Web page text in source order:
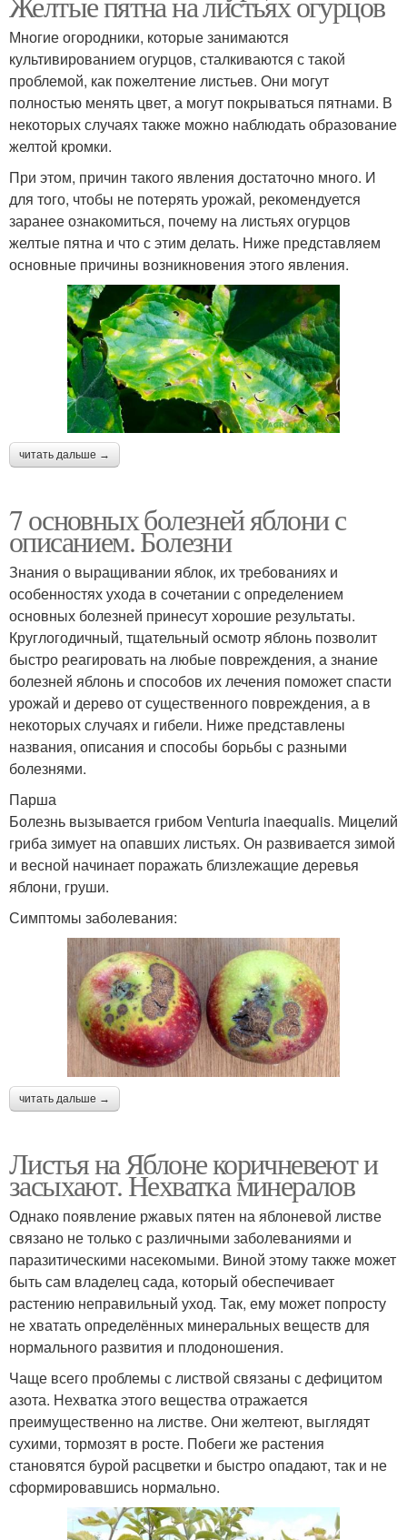
Многие огородники, которые занимаются
культивированием огурцов, сталкиваются с такой
проблемой, как пожелтение листьев. Они могут
полностью менять цвет, а могут покрываться пятнами. В
некоторых случаях также можно наблюдать образование
желтой кромки.
При этом, причин такого явления достаточно много. И
для того, чтобы не потерять урожай, рекомендуется
заранее ознакомиться, почему на листьях огурцов
желтые пятна и что с этим делать. Ниже представляем
основные причины возникновения этого явления.
читать дальше →
7 основных болезней яблони с
описанием. Болезни
Знания о выращивании яблок, их требованиях и
особенностях ухода в сочетании с определением
основных болезней принесут хорошие результаты.
Круглогодичный, тщательный осмотр яблонь позволит
быстро реагировать на любые повреждения, а знание
болезней яблонь и способов их лечения поможет спасти
урожай и дерево от существенного повреждения, а в
некоторых случаях и гибели. Ниже представлены
названия, описания и способы борьбы с разными
болезнями.
Парша
Болезнь вызывается грибом Venturia inaequalis. Мицелий
гриба зимует на опавших листьях. Он развивается зимой
и весной начинает поражать близлежащие деревья
яблони, груши.
Симптомы заболевания:
читать дальше →
Листья на Яблоне коричневеют и
засыхают. Нехватка минералов
Однако появление ржавых пятен на яблоневой листве
связано не только с различными заболеваниями и
паразитическими насекомыми. Виной этому также может
быть сам владелец сада, который обеспечивает
растению неправильный уход. Так, ему может попросту
не хватать определённых минеральных веществ для
нормального развития и плодоношения.
Чаще всего проблемы с листвой связаны с дефицитом
азота. Нехватка этого вещества отражается
преимущественно на листве. Они желтеют, выглядят
сухими, тормозят в росте. Побеги же растения
становятся бурой расцветки и быстро опадают, так и не
сформировавшись нормально.